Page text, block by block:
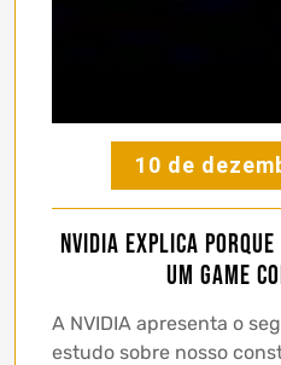
10 de
NVIDIA explica
um game
A NVIDIA apresenta o
estudo sobre nosso